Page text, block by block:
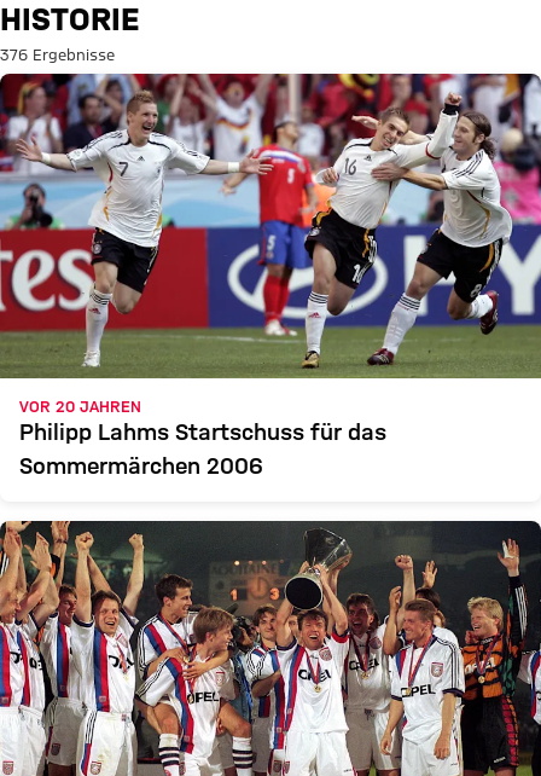
Suche: Historie
HISTORIE
376 Ergebnisse
VOR 20 JAHREN
Philipp Lahms Startschuss für das
Sommermärchen 2006